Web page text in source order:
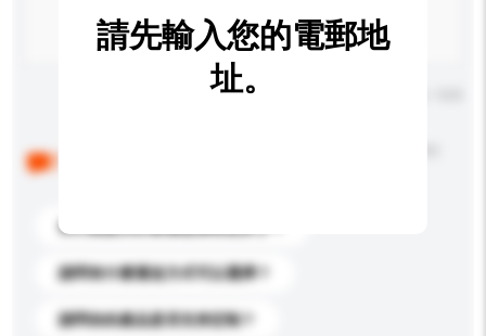
你們能提供的最優惠價格是多少？
請問有什麼運送方式可以選擇？
請問你的產品是否支持定制？
請先輸入您的電郵地
址。